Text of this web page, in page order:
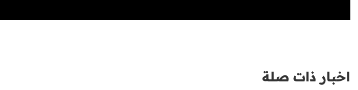
اخبار ذات صلة